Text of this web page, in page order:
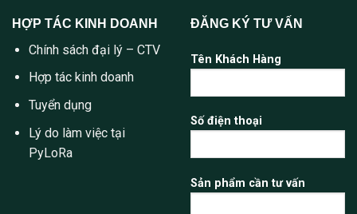
HỢP TÁC KINH DOANH
Chính sách đại lý – CTV
Hợp tác kinh doanh
Tuyển dụng
Lý do làm việc tại
PyLoRa
ĐĂNG KÝ TƯ VẤN
Tên Khách Hàng
Số điện thoại
Sản phẩm cần tư vấn